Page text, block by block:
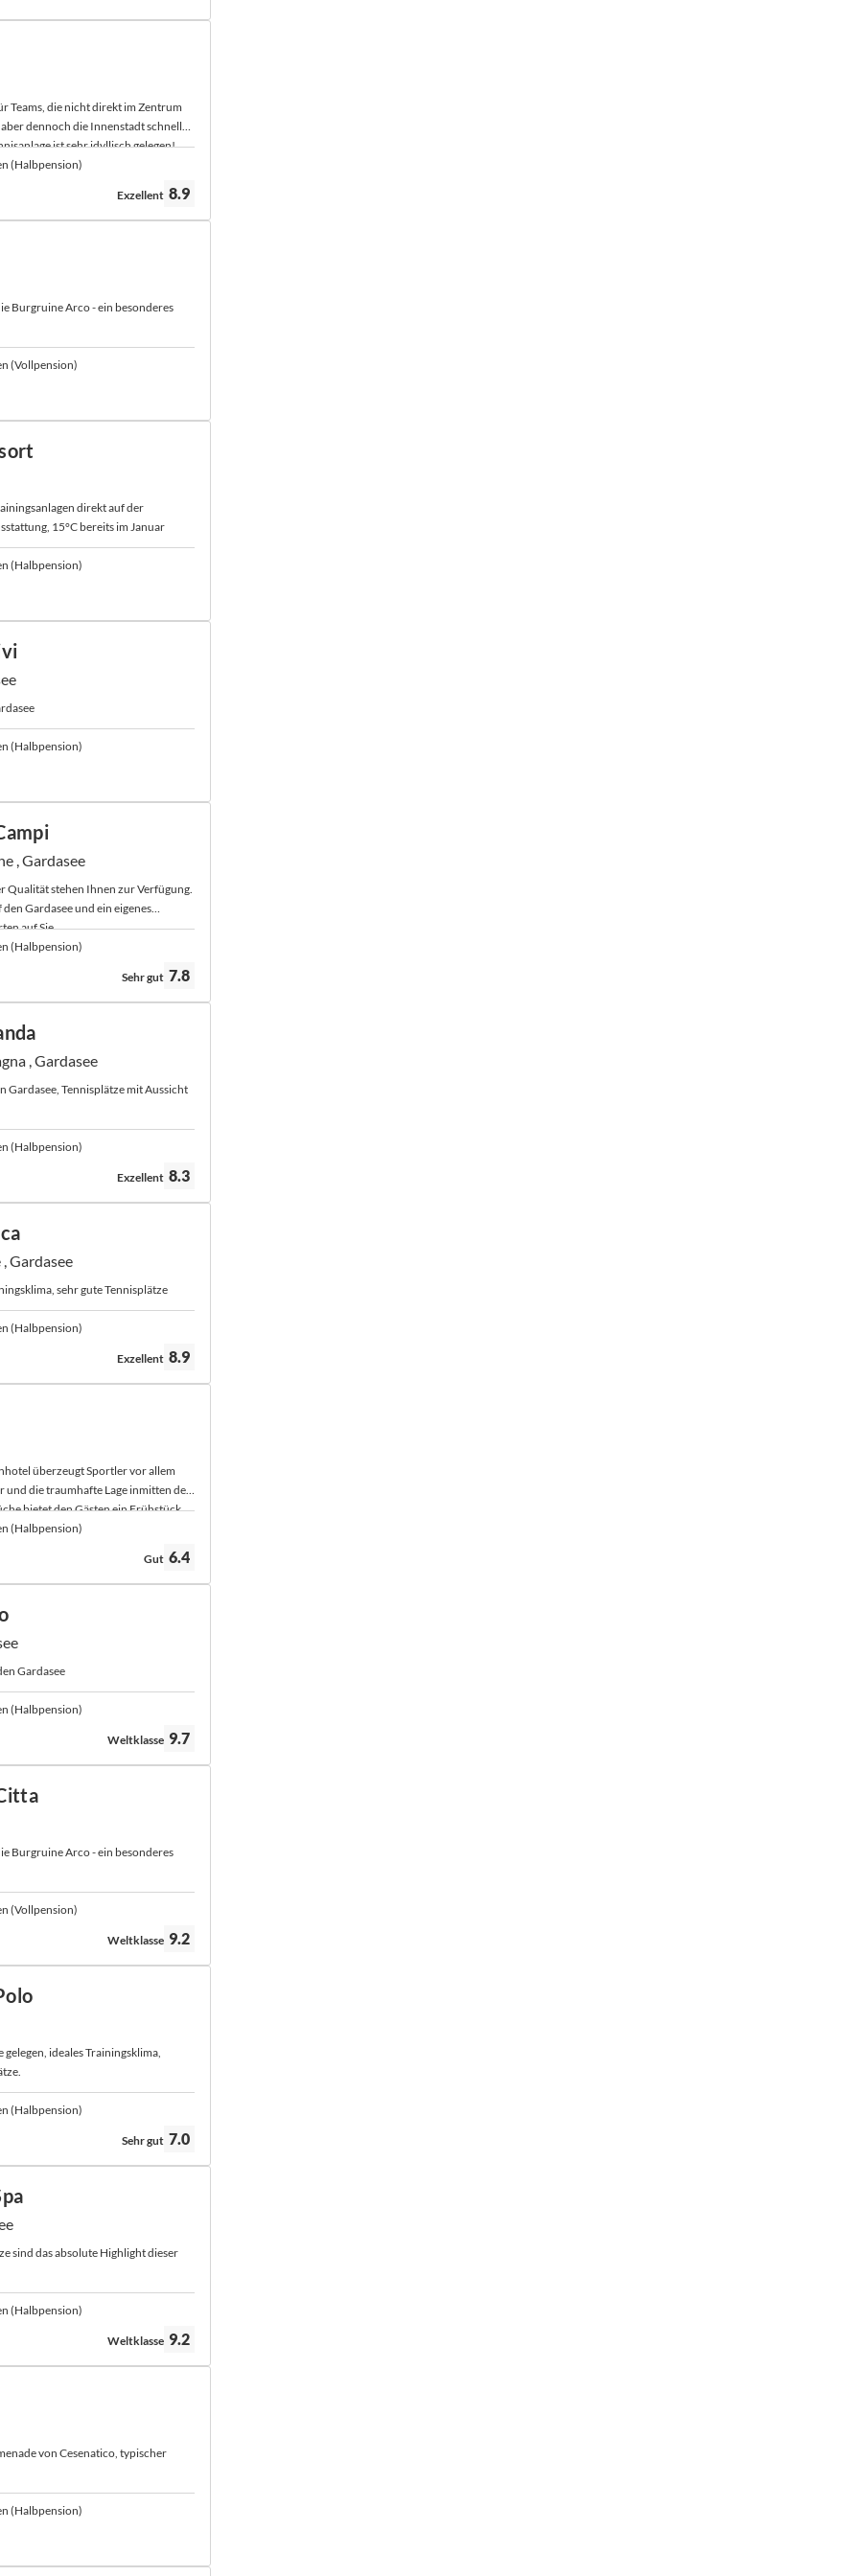
Teams, die nicht direkt im Zentrum
dennoch die Innenstadt schnell
ist sehr idyllisch gelegen!
(Halbpension)
Bewertung:
Exzellent 8.9
Burgruine Arco - ein besonderes
(Vollpension)
direkt auf der
15°C bereits im Januar
(Halbpension)
(Halbpension)
, Gardasee
Qualität stehen Ihnen zur Verfügung.
Gardasee und ein eigenes
auf Sie.
(Halbpension)
Bewertung:
Sehr gut 7.8
, Gardasee
Gardasee, Tennisplätze mit Aussicht
(Halbpension)
Bewertung:
Exzellent 8.3
Gardasee
sehr gute Tennisplätze
(Halbpension)
Bewertung:
Exzellent 8.9
überzeugt Sportler vor allem
und die traumhafte Lage inmitten der
bietet den Gästen ein Frühstück
Qualität.
(Halbpension)
Bewertung:
Gut 6.4
Gardasee
(Halbpension)
Bewertung:
Weltklasse 9.7
Burgruine Arco - ein besonderes
(Vollpension)
Bewertung:
Weltklasse 9.2
ideales Trainingsklima,
(Halbpension)
Bewertung:
Sehr gut 7.0
sind das absolute Highlight dieser
(Halbpension)
Bewertung:
Weltklasse 9.2
von Cesenatico, typischer
(Halbpension)